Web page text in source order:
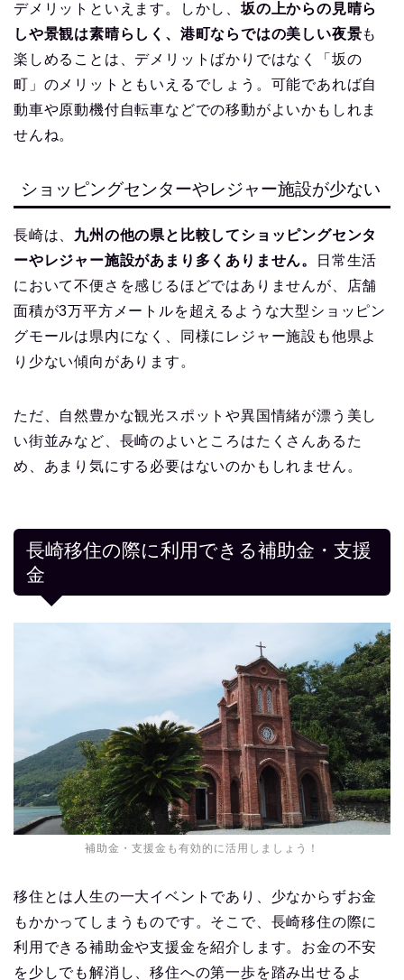
デメリットといえます。しかし、坂の上からの見晴ら
しや景観は素晴らしく、港町ならではの美しい夜景も
楽しめることは、デメリットばかりではなく「坂の
町」のメリットともいえるでしょう。可能であれば自
動車や原動機付自転車などでの移動がよいかもしれま
せんね。
ショッピングセンターやレジャー施設が少ない
長崎は、 九州の他の県と比較してショッピングセンタ
ーやレジャー施設があまり多くありません。
日常生活
において不便さを感じるほどではありませんが、店舗
面積が3万平方メートルを超えるような大型ショッピン
グモールは県内になく、同様にレジャー施設も他県よ
り少ない傾向があります。
ただ、自然豊かな観光スポットや異国情緒が漂う美し
い街並みなど、長崎のよいところはたくさんあるた
め、あまり気にする必要はないのかもしれません。
長崎移住の際に利用できる補助金・支援
金
補助金・支援金も有効的に活用しましょう！
移住とは人生の一大イベントであり、少なからずお金
もかかってしまうものです。そこで、長崎移住の際に
利用できる補助金や支援金を紹介します。お金の不安
を少しでも解消し、移住への第一歩を踏み出せるよ